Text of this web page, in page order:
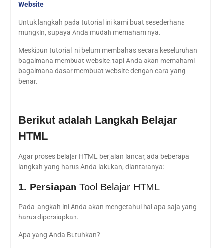
Website
Untuk langkah pada tutorial ini kami buat sesederhana
mungkin, supaya Anda mudah memahaminya.
Meskipun tutorial ini belum membahas secara keseluruhan
bagaimana membuat website, tapi Anda akan memahami
bagaimana dasar membuat website dengan cara yang
benar.
Berikut adalah Langkah Belajar
HTML
Agar proses belajar HTML berjalan lancar, ada beberapa
langkah yang harus Anda lakukan, diantaranya:
1. Persiapan Tool Belajar HTML
Pada langkah ini Anda akan mengetahui hal apa saja yang
harus dipersiapkan.
Apa yang Anda Butuhkan?